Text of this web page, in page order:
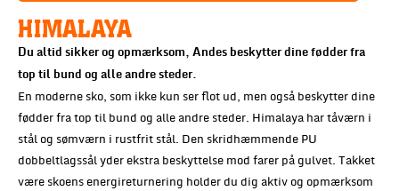
HIMALAYA
Du altid sikker og opmærksom, Andes beskytter dine fødder fra
top til bund og alle andre steder.
En moderne sko, som ikke kun ser flot ud, men også beskytter dine
fødder fra top til bund og alle andre steder. Himalaya har tåværn i
stål og sømværn i rustfrit stål. Den skridhæmmende PU
dobbeltlagssål yder ekstra beskyttelse mod farer på gulvet. Takket
være skoens energireturnering holder du dig aktiv og opmærksom